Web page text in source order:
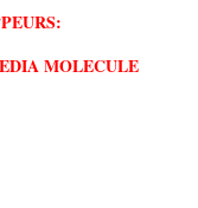
MOLECULE